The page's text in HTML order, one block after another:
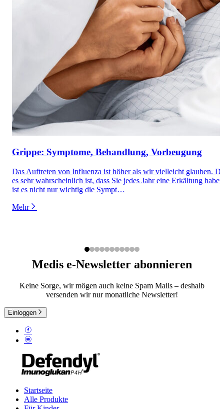
Grippe: Symptome, Behandlung, Vorbeugung
Das Auftreten von Influenza ist höher als wir vielleicht glauben. Da
es sehr wahrscheinlich ist, dass Sie jedes Jahr eine Erkältung
ist es nicht nur wichtig die Sympt…
Mehr
Medis e-Newsletter abonnieren
Keine Sorge, wir mögen auch keine Spam Mails – deshalb
versenden wir nur monatliche Newsletter!
Einloggen
Startseite
Alle Produkte